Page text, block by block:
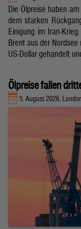
Die Ölpreise haben
dem starken
Einigung im Iran-
Brent aus der
US-Dollar gehandelt
Ölpreise fallen
5. August 2026,